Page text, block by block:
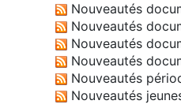
Nouveautés
Nouveautés
Nouveautés
Nouveautés
Nouveautés
Nouveautés